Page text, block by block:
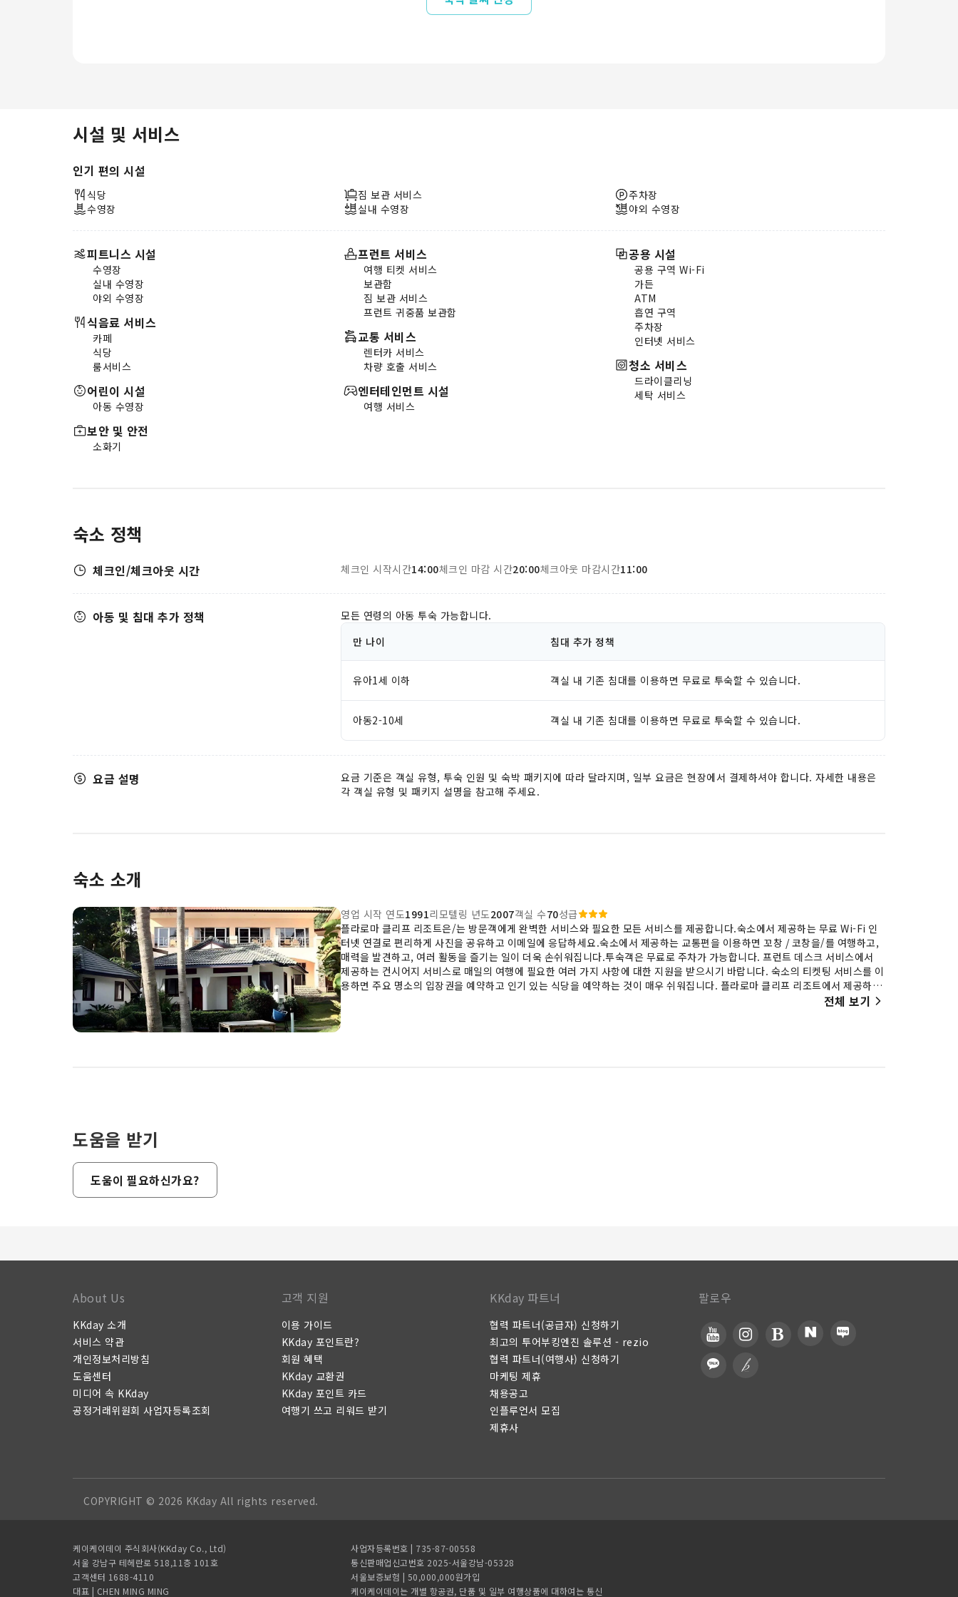
기세요! 숙소 내 식당에서 맛있는 식
사를 편리하게 즐길 수 있습니다. 플
다양한 액티비티를 즐겨보세요. 숙소
숙 기간 동안 매일 숙소 수영장에서
물살을 가르며 활력을 되찾아 보세
시설 및 서비스
인기 편의 시설
식당
수영장
짐 보관 서비스
실내 수영장
주차장
야외 수영장
피트니스 시설
수영장
실내 수영장
야외 수영장
식음료 서비스
카페
식당
룸서비스
어린이 시설
아동 수영장
보안 및 안전
소화기
프런트 서비스
여행 티켓 서비스
보관함
짐 보관 서비스
프런트 귀중품 보관함
교통 서비스
렌터카 서비스
차량 호출 서비스
엔터테인먼트 시설
여행 서비스
공용 시설
공용 구역 Wi-Fi
가든
ATM
흡연 구역
주차장
인터넷 서비스
청소 서비스
드라이클리닝
세탁 서비스
숙소 정책
체크인/체크아웃 시간 체크인 시작시간14:00체크인 마감 시간20:00체크아웃 마감시간11:00
아동 및 침대 추가 정책
모든 연령의 아동 투숙 가능합니다.
만 나이
침대 추가 정책
유아1세 이하 객실 내 기존 침대를 이용하면 무료로 투숙할 수 있습니다.
아동2-10세 객실 내 기존 침대를 이용하면 무료로 투숙할 수 있습니다.
요금 설명
요금 기준은 객실 유형, 투숙 인원 및 숙박 패키지에 따라 달라지며, 일부 요금은 현장에서 결제하셔야 합니다. 자세한 내용은
각 객실 유형 및 패키지 설명을 참고해 주세요.
숙소 소개
영업 시작 연도1991리모텔링 년도2007객실 수70성급
플라로마 클리프 리조트은/는 방문객에게 완벽한 서비스와 필요한 모든 서비스를 제공합니다.숙소에서 제공하는 무료 Wi-Fi 인
터넷 연결로 편리하게 사진을 공유하고 이메일에 응답하세요.숙소에서 제공하는 교통편을 이용하면 꼬창 / 코창을/를 여행하고,
매력을 발견하고, 여러 활동을 즐기는 일이 더욱 손쉬워집니다.투숙객은 무료로 주차가 가능합니다. 프런트 데스크 서비스에서
제공하는 컨시어지 서비스로 매일의 여행에 필요한 여러 가지 사항에 대한 지원을 받으시기 바랍니다. 숙소의 티켓팅 서비스를 이
용하면 주요 명소의 입장권을 예약하고 인기 있는 식당을 예약하는 것이 매우 쉬워집니다. 플라로마 클리프 리조트에서 제공하는
세탁 서비스를 이용하여 언제나 산뜻하고 멋진 옷을 입고 여행해 보세요. 룸서비스를 비롯한 객실 내 편의 시설/서비스로 편안한
전체 보기
도움을 받기
도움이 필요하신가요?
About Us
KKday 소개
서비스 약관
개인정보처리방침
도움센터
미디어 속 KKday
공정거래위원회 사업자등록조회
고객 지원
이용 가이드
KKday 포인트란?
회원 혜택
KKday 교환권
KKday 포인트 카드
여행기 쓰고 리워드 받기
KKday 파트너
협력 파트너(공급자) 신청하기
최고의 투어부킹엔진 솔루션 - rezio
협력 파트너(여행사) 신청하기
마케팅 제휴
채용공고
인플루언서 모집
제휴사
팔로우
COPYRIGHT © 2026 KKday All rights reserved.
케이케이데이 주식회사(KKday Co., Ltd)
서울 강남구 테헤란로 518,11층 101호
고객센터 1688-4110
대표 | CHEN MING MING
사업자등록번호 | 735-87-00558
통신판매업신고번호 2025-서울강남-05328
서울보증보험 | 50,000,000원가입
케이케이데이는 개별 항공권, 단품 및 일부 여행상품에 대하여는 통신